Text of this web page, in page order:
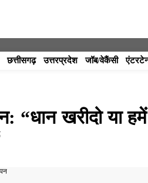
छत्तीसगढ़ उत्तरप्रदेश जॉब/वेकैंसी
“धान खरीदो या